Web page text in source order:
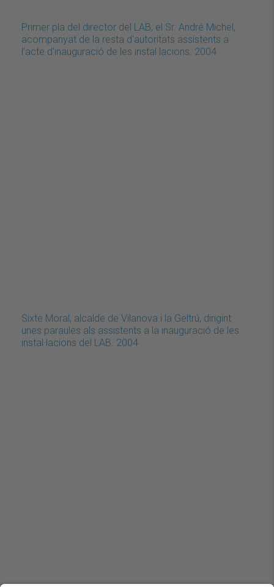
Primer pla del director del LAB, el Sr. André Michel,
acompanyat de la resta d'autoritats assistents a
l'acte d'inauguració de les instal·lacions. 2004
Sixte Moral, alcalde de Vilanova i la Geltrú, dirigint
unes paraules als assistents a la inauguració de les
instal·lacions del LAB. 2004